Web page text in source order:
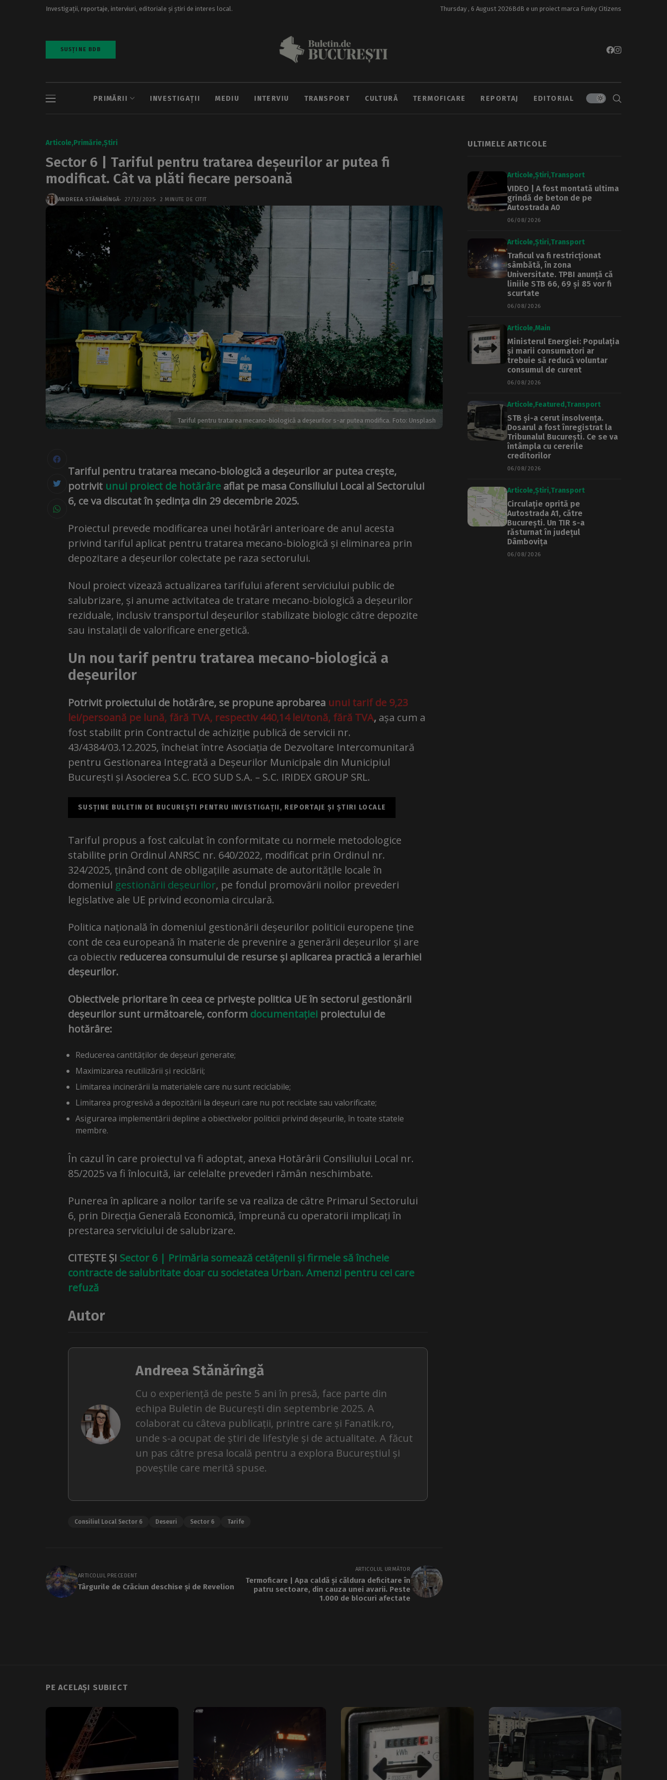
Investigații, reportaje, interviuri, editoriale și știri de interes local. Thursday , 6 August 2026BdB e un proiect marca Funky Citizens
SUSȚINE BDB
PRIMĂRII INVESTIGAȚII MEDIU INTERVIU TRANSPORT CULTURĂ TERMOFICARE REPORTAJ EDITORIAL
Articole Primărie Știri
Sector 6 | Tariful pentru tratarea deșeurilor ar putea fi
modificat. Cât va plăti fiecare persoană
ANDREEA STĂNĂRÎNGĂ 27/12/2025 2 MINUTE DE CITIT
Tariful pentru tratarea mecano-biologică a deșeurilor s-ar putea modifica. Foto: Unsplash
Tariful pentru tratarea mecano-biologică a deșeurilor ar putea crește,
potrivit unui proiect de hotărâre aflat pe masa Consiliului Local al Sectorului
6, ce va discutat în ședința din 29 decembrie 2025.
Proiectul prevede modificarea unei hotărâri anterioare de anul acesta
privind tariful aplicat pentru tratarea mecano-biologică și eliminarea prin
depozitare a deșeurilor colectate pe raza sectorului.
Noul proiect vizează actualizarea tarifului aferent serviciului public de
salubrizare, și anume activitatea de tratare mecano-biologică a deșeurilor
reziduale, inclusiv transportul deșeurilor stabilizate biologic către depozite
sau instalații de valorificare energetică.
Un nou tarif pentru tratarea mecano-biologică a
deșeurilor
Potrivit proiectului de hotărâre, se propune aprobarea unui tarif de 9,23
lei/persoană pe lună, fără TVA, respectiv 440,14 lei/tonă, fără TVA, așa cum a
fost stabilit prin Contractul de achiziție publică de servicii nr.
43/4384/03.12.2025, încheiat între Asociația de Dezvoltare Intercomunitară
pentru Gestionarea Integrată a Deșeurilor Municipale din Municipiul
București și Asocierea S.C. ECO SUD S.A. – S.C. IRIDEX GROUP SRL.
SUSȚINE BULETIN DE BUCUREȘTI PENTRU INVESTIGAȚII, REPORTAJE ȘI ȘTIRI LOCALE
Tariful propus a fost calculat în conformitate cu normele metodologice
stabilite prin Ordinul ANRSC nr. 640/2022, modificat prin Ordinul nr.
324/2025, ținând cont de obligațiile asumate de autoritățile locale în
domeniul gestionării deșeurilor, pe fondul promovării noilor prevederi
legislative ale UE privind economia circulară.
Politica națională în domeniul gestionării deșeurilor politicii europene ține
cont de cea europeană în materie de prevenire a generării deșeurilor și are
ca obiectiv reducerea consumului de resurse și aplicarea practică a ierarhiei
deșeurilor.
Obiectivele prioritare în ceea ce privește politica UE în sectorul gestionării
deșeurilor sunt următoarele, conform documentației proiectului de
hotărâre:
Reducerea cantităților de deșeuri generate;
Maximizarea reutilizării și reciclării;
Limitarea incinerării la materialele care nu sunt reciclabile;
Limitarea progresivă a depozitării la deșeuri care nu pot reciclate sau valorificate;
Asigurarea implementării depline a obiectivelor politicii privind deșeurile, în toate statele
membre.
În cazul în care proiectul va fi adoptat, anexa Hotărârii Consiliului Local nr.
85/2025 va fi înlocuită, iar celelalte prevederi rămân neschimbate.
Punerea în aplicare a noilor tarife se va realiza de către Primarul Sectorului
6, prin Direcția Generală Economică, împreună cu operatorii implicați în
prestarea serviciului de salubrizare.
CITEȘTE ȘI Sector 6 | Primăria somează cetățenii și firmele să încheie
contracte de salubritate doar cu societatea Urban. Amenzi pentru cei care
refuză
Autor
Andreea Stănărîngă
Cu o experiență de peste 5 ani în presă, face parte din
echipa Buletin de București din septembrie 2025. A
colaborat cu câteva publicații, printre care și Fanatik.ro,
unde s-a ocupat de știri de lifestyle și de actualitate. A făcut
un pas către presa locală pentru a explora Bucureștiul și
poveștile care merită spuse.
Consiliul Local Sector 6 Deseuri Sector 6 Tarife
ARTICOLUL PRECEDENT
Târgurile de Crăciun deschise și de Revelion
ARTICOLUL URMĂTOR
Termoficare | Apa caldă și căldura deficitare în
patru sectoare, din cauza unei avarii. Peste
1.000 de blocuri afectate
ULTIMELE ARTICOLE
Articole Știri Transport
VIDEO | A fost montată ultima
grindă de beton de pe
Autostrada A0
06/08/2026
Articole Știri Transport
Traficul va fi restricționat
sâmbătă, în zona
Universitate. TPBI anunță că
liniile STB 66, 69 și 85 vor fi
scurtate
06/08/2026
Articole Main
Ministerul Energiei: Populația
și marii consumatori ar
trebuie să reducă voluntar
consumul de curent
06/08/2026
Articole Featured Transport
STB și-a cerut insolvența.
Dosarul a fost înregistrat la
Tribunalul București. Ce se va
întâmpla cu cererile
creditorilor
06/08/2026
Articole Știri Transport
Circulație oprită pe
Autostrada A1, către
București. Un TIR s-a
răsturnat în județul
Dâmbovița
06/08/2026
PE ACELAȘI SUBIECT